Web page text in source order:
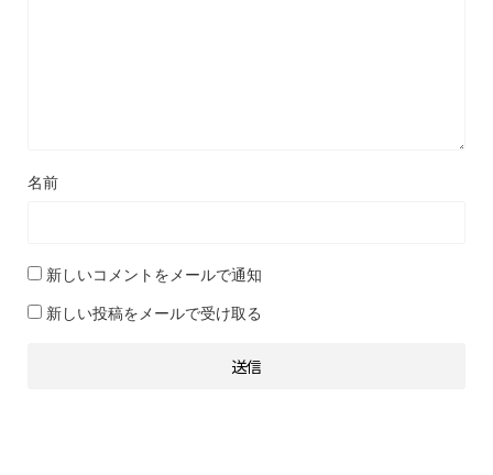
名前
新しいコメントをメールで通知
新しい投稿をメールで受け取る